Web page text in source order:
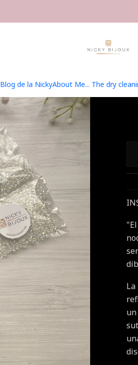
Blog de la NickyAbout Me... The dry